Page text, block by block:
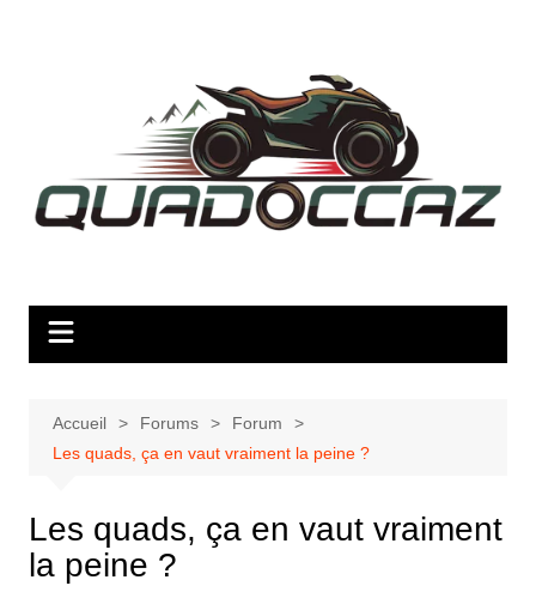
Accueil Forums
Forum
Les quads, ça en vaut vraiment la peine ?
Les quads, ça en vaut vraiment
la peine ?